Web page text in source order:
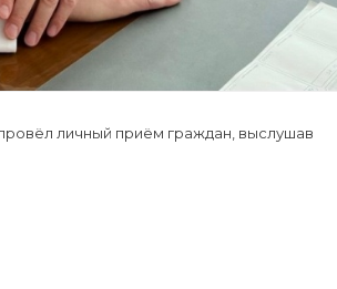
личный приём граждан, выслушав